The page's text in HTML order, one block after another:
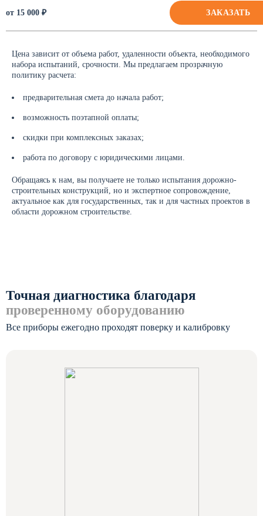
от 15 000 ₽ ЗАКАЗАТЬ
Цена зависит от объема работ, удаленности объекта, необходимого
набора испытаний, срочности. Мы предлагаем прозрачную
политику расчета:
предварительная смета до начала работ;
возможность поэтапной оплаты;
скидки при комплексных заказах;
работа по договору с юридическими лицами.
Обращаясь к нам, вы получаете не только испытания дорожно-
строительных конструкций, но и экспертное сопровождение,
актуальное как для государственных, так и для частных проектов в
области дорожном строительстве.
Точная диагностика благодаря
проверенному оборудованию
Все приборы ежегодно проходят поверку и калибровку